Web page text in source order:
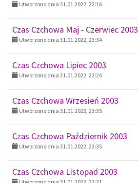
Utworzono dnia 31.01.2022, 22:16
Czas Czchowa Maj - Czerwiec 2003
Utworzono dnia 31.01.2022, 23:34
Czas Czchowa Lipiec 2003
Utworzono dnia 31.01.2022, 22:24
Czas Czchowa Wrzesień 2003
Utworzono dnia 31.01.2022, 23:35
Czas Czchowa Październik 2003
Utworzono dnia 31.01.2022, 23:35
Czas Czchowa Listopad 2003